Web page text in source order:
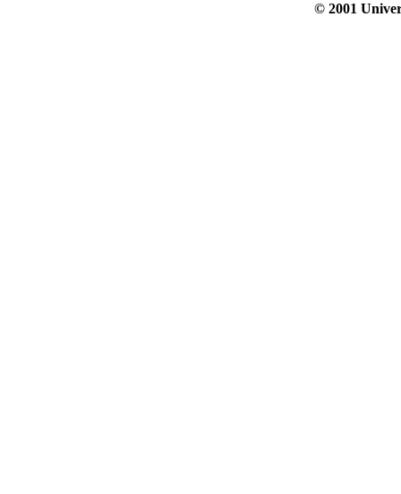
© 2001